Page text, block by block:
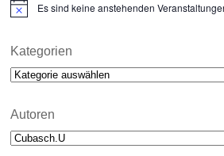
N
i
e
Es sind keine anstehenden
Kategorien
Kategorien
Autoren